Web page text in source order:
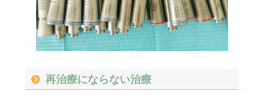
再治療にならない治療